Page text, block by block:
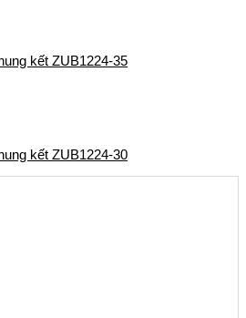
kết ZUB1224-35
kết ZUB1224-30